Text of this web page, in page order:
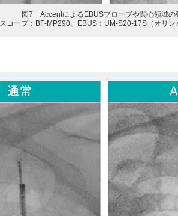
図7 AccentによるEBUSプローブや関心領域の
スコープ：BF-MP290、EBUS：UM-S20-17S（オリン